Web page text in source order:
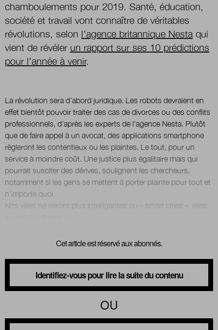
Nous suivre sur Twittersur LinkedIn
chamboulements pour 2019. Santé, éducation,
société et travail vont connaître de véritables
révolutions, selon l’agence britannique Nesta qui
vient de révéler un rapport sur ses 10 prédictions
pour l’année à venir.
La révolution sera d’abord juridique. Les robots devraient en
effet bientôt pouvoir traiter des cas de divorces ou des conflits
professionnels, d’après les experts de l’agence Nesta. Plutôt
que de faire appel à un avocat, des applications smartphone
règleront les contentieux ou les plaintes. Le tout, pour un
service à moindre coût. Une justice plus égalitaire mais qui
pourrait susciter des dérives, soulignent les chercheurs,
notamment si les gens se mettent à porter plainte pour tout et
n’importe quoi.
Nos villes ne seront plus intelligentes ou « smart cities », elles
Cet article est réservé aux abonnés.
Identifiez-vous pour lire la suite du contenu
OU